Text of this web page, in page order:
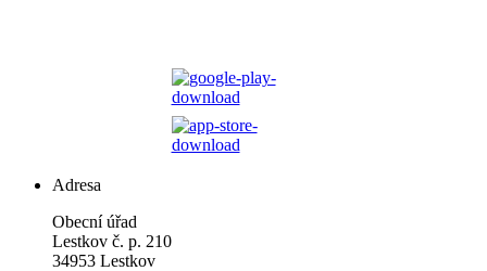
Adresa
Obecní úřad
Lestkov č. p. 210
34953 Lestkov